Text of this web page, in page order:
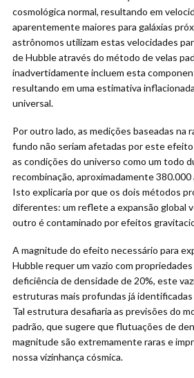
cosmológica normal, resultando em
aparentemente maiores para galáxias
astrônomos utilizam estas velocidades
de Hubble através do método de velas
inadvertidamente incluem esta
resultando em uma estimativa
universal.
Por outro lado, as medições baseadas na
fundo não seriam afetadas por este
as condições do universo como um todo
recombinação, aproximadamente 380.000
Isto explicaria por que os dois métodos
diferentes: um reflete a expansão global
outro é contaminado por efeitos
A magnitude do efeito necessário para
Hubble requer um vazio com
deficiência de densidade de 20%, este
estruturas mais profundas já
Tal estrutura desafiaria as previsões do
padrão, que sugere que flutuações de
magnitude são extremamente raras e
nossa vizinhança cósmica.